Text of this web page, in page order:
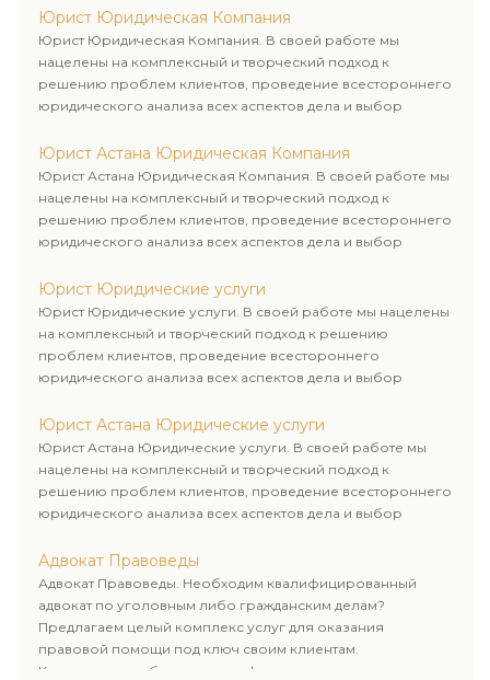
Юрист Юридическая Компания
Юрист Юридическая Компания. В своей работе мы
нацелены на комплексный и творческий подход к
решению проблем клиентов, проведение всестороннего
юридического анализа всех аспектов дела и выбор
Юрист Астана Юридическая Компания
Юрист Астана Юридическая Компания. В своей работе мы
нацелены на комплексный и творческий подход к
решению проблем клиентов, проведение всестороннего
юридического анализа всех аспектов дела и выбор
Юрист Юридические услуги
Юрист Юридические услуги. В своей работе мы нацелены
на комплексный и творческий подход к решению
проблем клиентов, проведение всестороннего
юридического анализа всех аспектов дела и выбор
Юрист Астана Юридические услуги
Юрист Астана Юридические услуги. В своей работе мы
нацелены на комплексный и творческий подход к
решению проблем клиентов, проведение всестороннего
юридического анализа всех аспектов дела и выбор
Адвокат Правоведы
Адвокат Правоведы. Необходим квалифицированный
адвокат по уголовным либо гражданским делам?
Предлагаем целый комплекс услуг для оказания
правовой помощи под ключ своим клиентам.
Комплексное обслуживание физических и юридических